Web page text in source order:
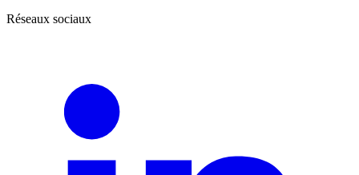
Réseaux sociaux